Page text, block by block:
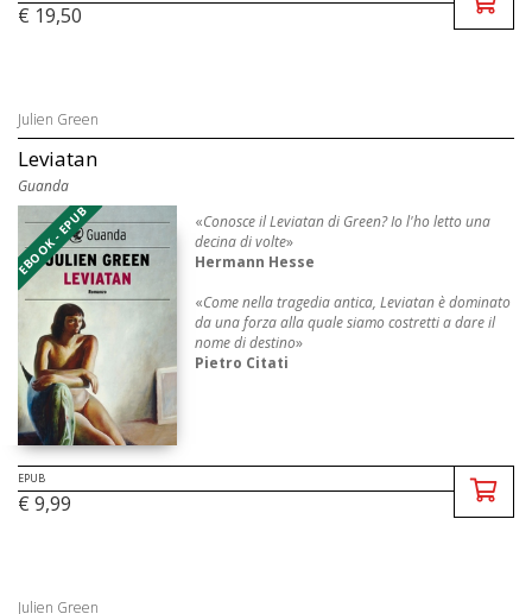
€ 19,50
Julien Green
Leviatan
Guanda
EBOOK - EPUB «Conosce il Leviatan di Green? Io l'ho letto una
decina di volte»
Hermann Hesse
«Come nella tragedia antica, Leviatan è dominato
da una forza alla quale siamo costretti a dare il
nome di destino»
Pietro Citati
EPUB
€ 9,99
Julien Green